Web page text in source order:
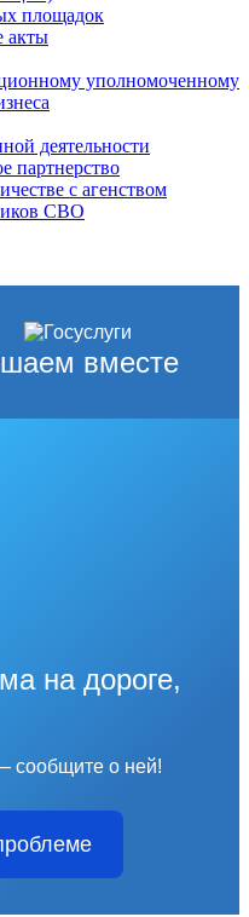
площадок
акты
уполномоченному
деятельности
партнерство
с агенством
СВО
вместе
на дороге,
сообщите о ней!